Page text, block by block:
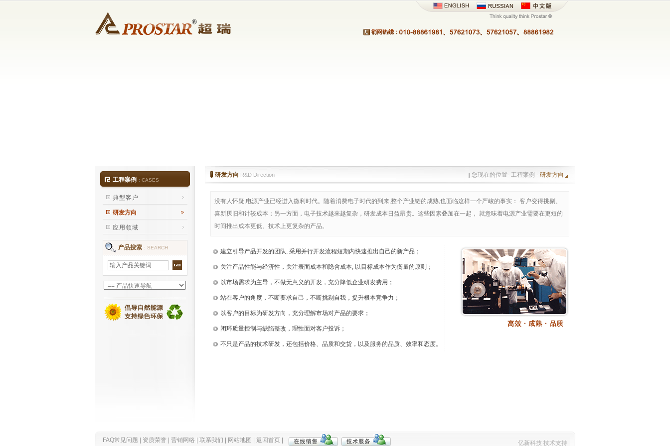
工程案例 : CASES
典型客户
研发方向
应用领域
产品搜索 : SEARCH
研发方向 R&D Direction 您现在的位置- 工程案例 - 研发方向
没有人怀疑,电源产业已经进入微利时代。随着消费电子时代的到来,整个产业链的成熟,也面临这样一个严峻的事实： 客户变得挑剔、
喜新厌旧和计较成本；另一方面，电子技术越来越复杂，研发成本日益昂贵。这些因素叠加在一起， 就意味着电源产业需要在更短的
时间推出成本更低、技术上更复杂的产品。
建立引导产品开发的团队, 采用并行开发流程短期内快速推出自己的新产品；
关注产品性能与经济性，关注表面成本和隐含成本, 以目标成本作为衡量的原则；
以市场需求为主导，不做无意义的开发，充分降低企业研发费用；
站在客户的角度，不断要求自己，不断挑剔自我，提升根本竞争力；
以客户的目标为研发方向，充分理解市场对产品的要求；
闭环质量控制与缺陷整改，理性面对客户投诉；
不只是产品的技术研发，还包括价格、品质和交货，以及服务的品质、效率和态度。
FAQ常见问题 资质荣誉 营销网络 联系我们 网站地图 返回首页| 亿新科技 技术支持